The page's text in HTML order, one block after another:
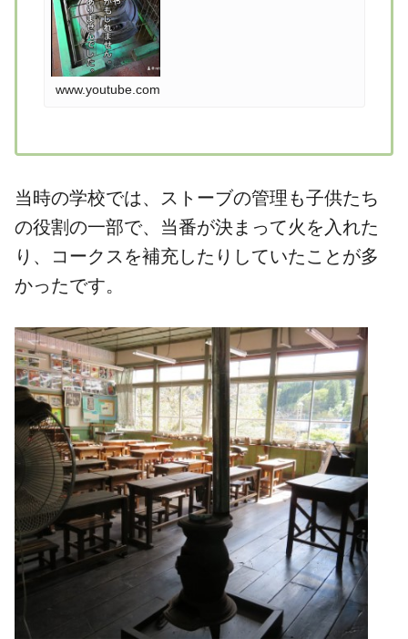
www.youtube.com
当時の学校では、ストーブの管理も子供たち
の役割の一部で、当番が決まって火を入れた
り、コークスを補充したりしていたことが多
かったです。